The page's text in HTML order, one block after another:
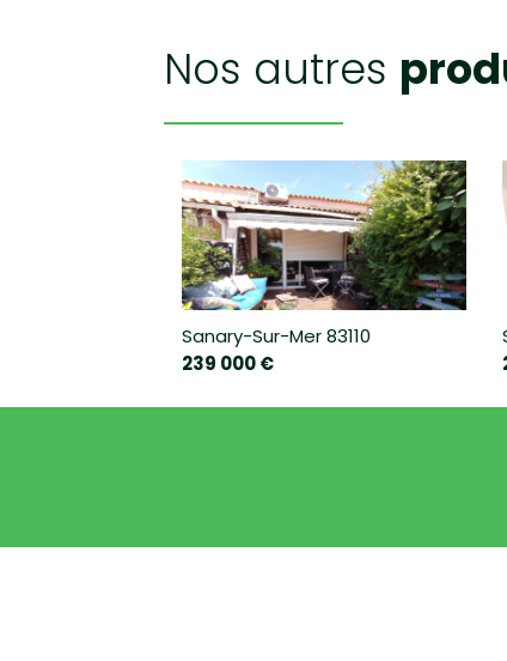
BAR
nos autres
Sanary-Sur-Mer 83110
239 000 €